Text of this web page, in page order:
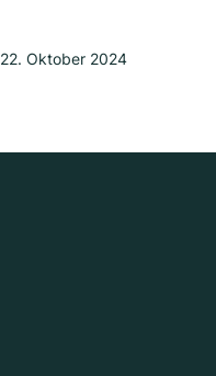
22. Oktober 2024